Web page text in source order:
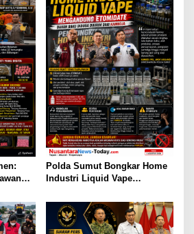
Polda Sumut Bongkar Home
Industri Liquid Vape
Diduga dari Kamboja